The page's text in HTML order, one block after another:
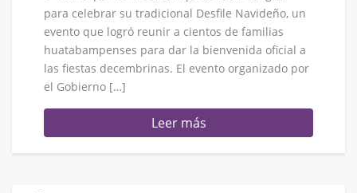
para celebrar su tradicional Desfile Navideño, un
evento que logró reunir a cientos de familias
huatabampenses para dar la bienvenida oficial a
las fiestas decembrinas. El evento organizado por
el Gobierno […]
Leer más